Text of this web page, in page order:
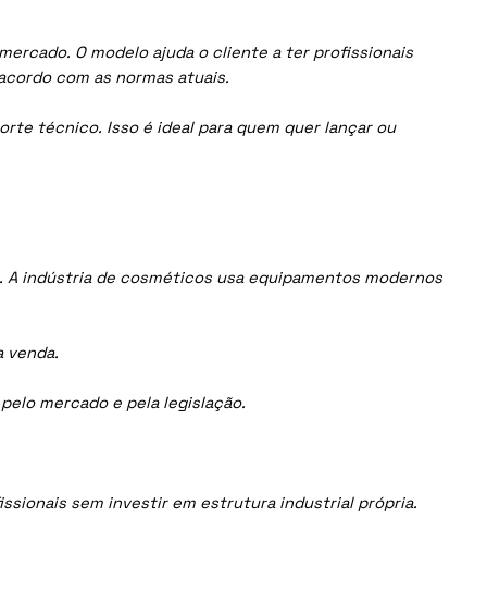
O modelo ajuda o cliente a ter profissionais
com as normas atuais.
técnico. Isso é ideal para quem quer lançar ou
indústria de cosméticos usa equipamentos modernos
venda.
mercado e pela legislação.
sem investir em estrutura industrial própria.